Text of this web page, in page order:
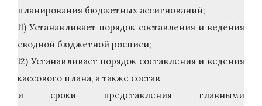
планирования бюджетных ассигнований;
11) Устанавливает порядок составления и ведения
сводной бюджетной росписи;
12) Устанавливает порядок составления и ведения
кассового плана, а также состав
и сроки представления главными